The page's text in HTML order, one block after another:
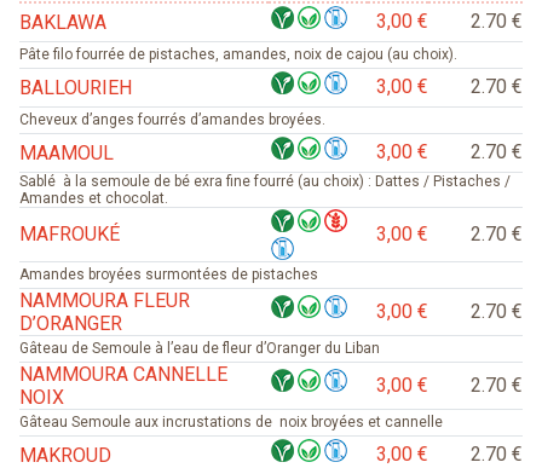
BAKLAWA 3,00 € 2.70 €
Pâte filo fourrée de pistaches, amandes, noix de cajou (au choix).
BALLOURIEH 3,00 € 2.70 €
Cheveux d’anges fourrés d’amandes broyées.
MAAMOUL 3,00 € 2.70 €
Sablé à la semoule de bé exra fine fourré (au choix) : Dattes / Pistaches /
Amandes et chocolat.
MAFROUKÉ 3,00 € 2.70 €
Amandes broyées surmontées de pistaches
NAMMOURA FLEUR
D’ORANGER
3,00 € 2.70 €
Gâteau de Semoule à l’eau de fleur d’Oranger du Liban
NAMMOURA CANNELLE
NOIX
3,00 € 2.70 €
Gâteau Semoule aux incrustations de noix broyées et cannelle
MAKROUD 3,00 € 2.70 €